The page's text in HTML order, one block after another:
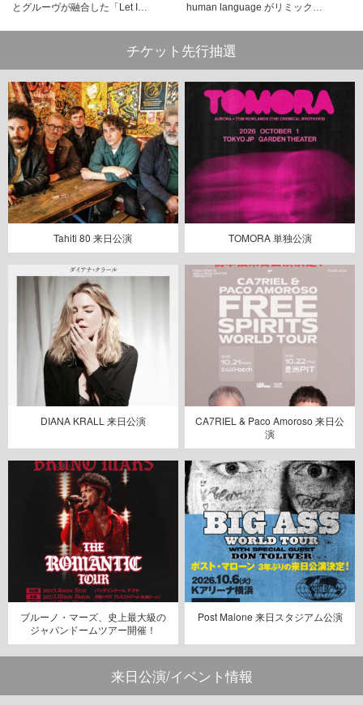
とグルーヴが融合した「Let I…
human language がリミック…
チケット先行抽選
Tahiti 80 来日公演 TOMORA 単独公演
DIANA KRALL 来日公演
CA7RIEL & Paco Amoroso 来日公
演
ブルーノ・マーズ、史上最大級の
ジャパンドームツアー開催！
Post Malone 来日スタジアム公演
来日公演/イベント情報